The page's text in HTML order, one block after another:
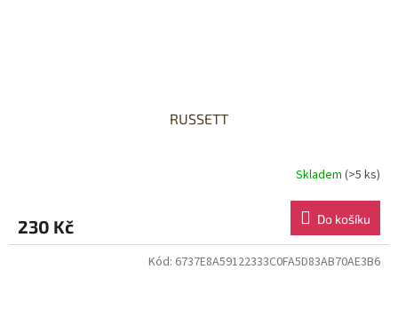
RUSSETT
Skladem (>5 ks)
230 Kč Do košíku
Kód: 6737E8A59122333C0FA5D83AB70AE3B6